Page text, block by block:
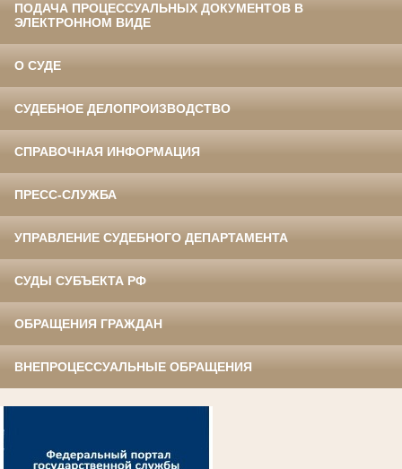
ПОДАЧА ПРОЦЕССУАЛЬНЫХ ДОКУМЕНТОВ В
ЭЛЕКТРОННОМ ВИДЕ
О СУДЕ
СУДЕБНОЕ ДЕЛОПРОИЗВОДСТВО
СПРАВОЧНАЯ ИНФОРМАЦИЯ
ПРЕСС-СЛУЖБА
УПРАВЛЕНИЕ СУДЕБНОГО ДЕПАРТАМЕНТА
СУДЫ СУБЪЕКТА РФ
ОБРАЩЕНИЯ ГРАЖДАН
ВНЕПРОЦЕССУАЛЬНЫЕ ОБРАЩЕНИЯ